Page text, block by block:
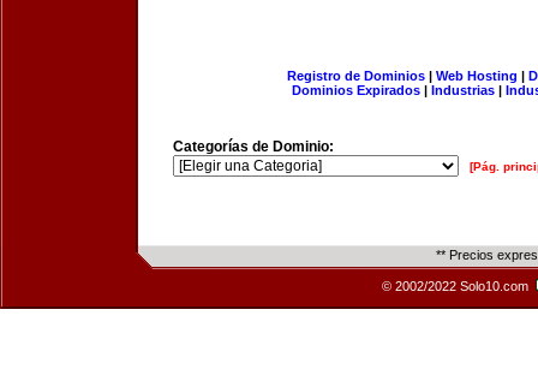
Registro de Dominios| Web Hosting |
Dominios Expirados | Industrias |
Categorías de Dominio:
[Pág.
** Precios
© 2002/2022 Solo10.com